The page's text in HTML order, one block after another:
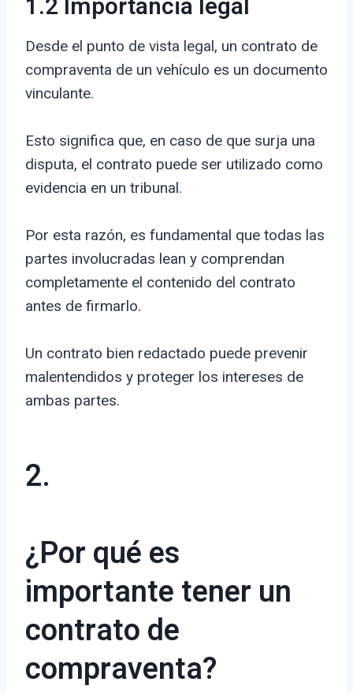
1.2 Importancia legal
Desde el punto de vista legal, un contrato de
compraventa de un vehículo es un documento
vinculante.
Esto significa que, en caso de que surja una
disputa, el contrato puede ser utilizado como
evidencia en un tribunal.
Por esta razón, es fundamental que todas las
partes involucradas lean y comprendan
completamente el contenido del contrato
antes de firmarlo.
Un contrato bien redactado puede prevenir
malentendidos y proteger los intereses de
ambas partes.
2.
¿Por qué es
importante tener un
contrato de
compraventa?